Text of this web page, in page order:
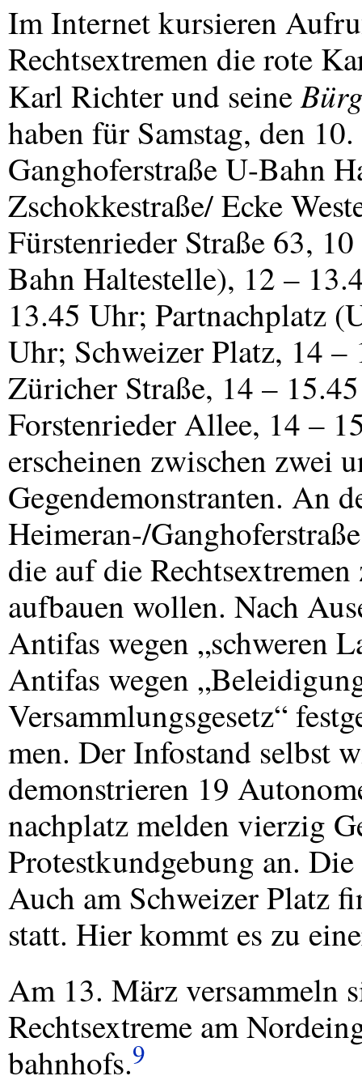
Im Internet kursieren
Rechtsextremen die rote
Karl Richter und seine
haben für Samstag, den
Ganghoferstraße U-Bahn
Zschokkestraße/ Ecke
Fürstenrieder Straße 63,
Bahn Haltestelle), 12 –
13.45 Uhr; Partnachplatz
Uhr; Schweizer Platz, 14 –
Züricher Straße, 14 –
Forstenrieder Allee, 14 –
erscheinen zwischen zwei
Gegendemonstranten. An
Heimeran-/
die auf die
aufbauen wollen. Nach
Antifas wegen „schweren
Antifas wegen
Versammlungsgesetz“
men. Der Infostand selbst
demonstrieren 19
nachplatz melden vierzig
Protestkundgebung an.
Auch am Schweizer Platz
statt. Hier kommt es zu
Am 13. März versammeln
Rechtsextreme am
bahnhofs.9